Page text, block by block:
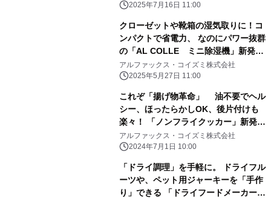
2025年7月16日 11:00
クローゼットや靴箱の湿気取りに！コ
ンパクトで省電力、 なのにパワー抜群
の「AL COLLE ミニ除湿機」新発
売 ～2週間お試しOK「全額返金キャ
ンペーン」を開催～
アルファックス・コイズミ株式会社
2025年5月27日 11:00
これぞ「揚げ物革命」 油不要でヘル
シー、ほったらかしOK、後片付けも
楽々！ 「ノンフライクッカー」新発
売。
アルファックス・コイズミ株式会社
2024年7月1日 10:00
「ドライ調理」を手軽に。 ドライフル
ーツや、ペット用ジャーキーを「手作
り」できる 「ドライフードメーカー」